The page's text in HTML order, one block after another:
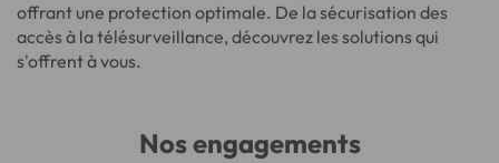
offrant une protection optimale. De la sécurisation des
accès à la télésurveillance, découvrez les solutions qui
s'offrent à vous.
Nos engagements